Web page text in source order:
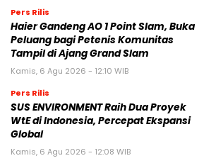
Pers Rilis
Haier Gandeng AO 1 Point Slam, Buka
Peluang bagi Petenis Komunitas
Tampil di Ajang Grand Slam
Kamis, 6 Agu 2026 - 12:10 WIB
Pers Rilis
SUS ENVIRONMENT Raih Dua Proyek
WtE di Indonesia, Percepat Ekspansi
Global
Kamis, 6 Agu 2026 - 12:08 WIB